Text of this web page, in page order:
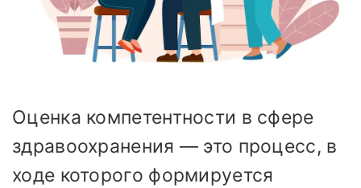
Оценка компетентности в сфере
здравоохранения — это процесс, в
ходе которого формируется